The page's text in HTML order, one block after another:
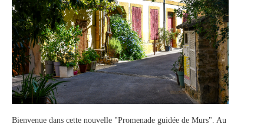
Bienvenue dans cette nouvelle "Promenade guidée de Murs". Au